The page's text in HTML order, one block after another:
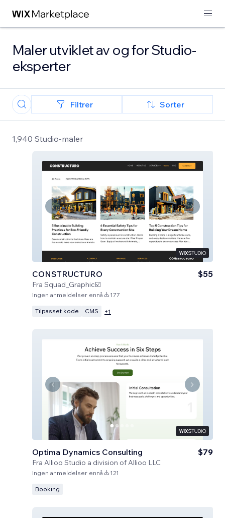
Maler utviklet av og for Studio-
eksperter
Filtrer Sorter
1,940 Studio-maler
CONSTRUCTURO
Fra Squad_Graphic☑️
$55
Ingen anmeldelser ennå 177
Tilpasset kode CMS +1
Optima Dynamics Consulting
Fra Allioo Studio a division of Allioo LLC
$79
Ingen anmeldelser ennå 121
Booking